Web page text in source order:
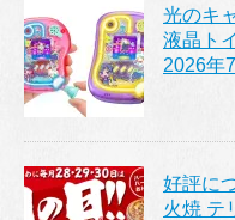
光のキ
液晶ト
2026年
好評に
火焼 テ